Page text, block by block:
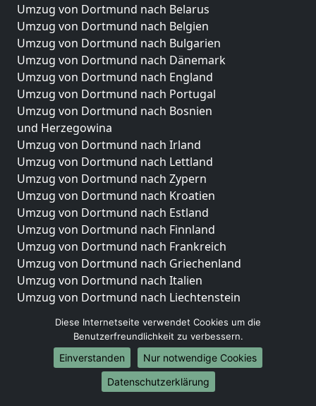
Umzug von Dortmund nach Belarus
Umzug von Dortmund nach Belgien
Umzug von Dortmund nach Bulgarien
Umzug von Dortmund nach Dänemark
Umzug von Dortmund nach England
Umzug von Dortmund nach Portugal
Umzug von Dortmund nach Bosnien
und Herzegowina
Umzug von Dortmund nach Irland
Umzug von Dortmund nach Lettland
Umzug von Dortmund nach Zypern
Umzug von Dortmund nach Kroatien
Umzug von Dortmund nach Estland
Umzug von Dortmund nach Finnland
Umzug von Dortmund nach Frankreich
Umzug von Dortmund nach Griechenland
Umzug von Dortmund nach Italien
Umzug von Dortmund nach Liechtenstein
Umzug von Dortmund nach Niederlande
Umzug von Dortmund nach Norwegen
Umzüge-Deutschlandweit
Diese Internetseite verwendet Cookies um die
Benutzerfreundlichkeit zu verbessern.
Einverstanden
Nur notwendige Cookies
Datenschutzerklärung